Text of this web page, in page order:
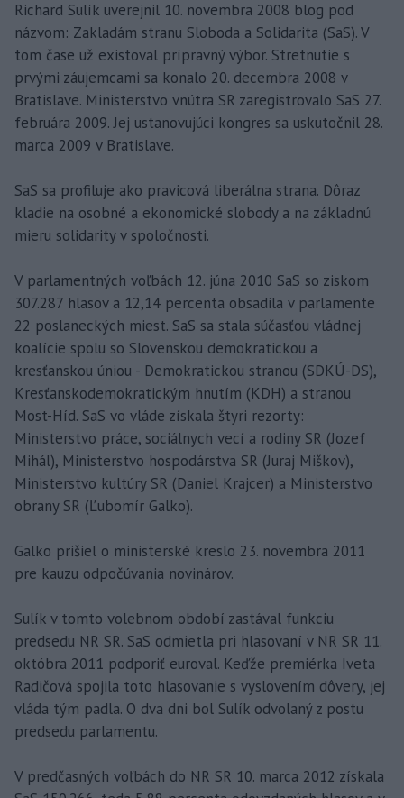
Richard Sulík uverejnil 10. novembra 2008 blog pod
názvom: Zakladám stranu Sloboda a Solidarita (SaS). V
tom čase už existoval prípravný výbor. Stretnutie s
prvými záujemcami sa konalo 20. decembra 2008 v
Bratislave. Ministerstvo vnútra SR zaregistrovalo SaS 27.
februára 2009. Jej ustanovujúci kongres sa uskutočnil 28.
marca 2009 v Bratislave.
SaS sa profiluje ako pravicová liberálna strana. Dôraz
kladie na osobné a ekonomické slobody a na základnú
mieru solidarity v spoločnosti.
V parlamentných voľbách 12. júna 2010 SaS so ziskom
307.287 hlasov a 12,14 percenta obsadila v parlamente
22 poslaneckých miest. SaS sa stala súčasťou vládnej
koalície spolu so Slovenskou demokratickou a
kresťanskou úniou - Demokratickou stranou (SDKÚ-DS),
Kresťanskodemokratickým hnutím (KDH) a stranou
Most-Híd. SaS vo vláde získala štyri rezorty:
Ministerstvo práce, sociálnych vecí a rodiny SR (Jozef
Mihál), Ministerstvo hospodárstva SR (Juraj Miškov),
Ministerstvo kultúry SR (Daniel Krajcer) a Ministerstvo
obrany SR (Ľubomír Galko).
Galko prišiel o ministerské kreslo 23. novembra 2011
pre kauzu odpočúvania novinárov.
Sulík v tomto volebnom období zastával funkciu
predsedu NR SR. SaS odmietla pri hlasovaní v NR SR 11.
októbra 2011 podporiť euroval. Keďže premiérka Iveta
Radičová spojila toto hlasovanie s vyslovením dôvery, jej
vláda tým padla. O dva dni bol Sulík odvolaný z postu
predsedu parlamentu.
V predčasných voľbách do NR SR 10. marca 2012 získala